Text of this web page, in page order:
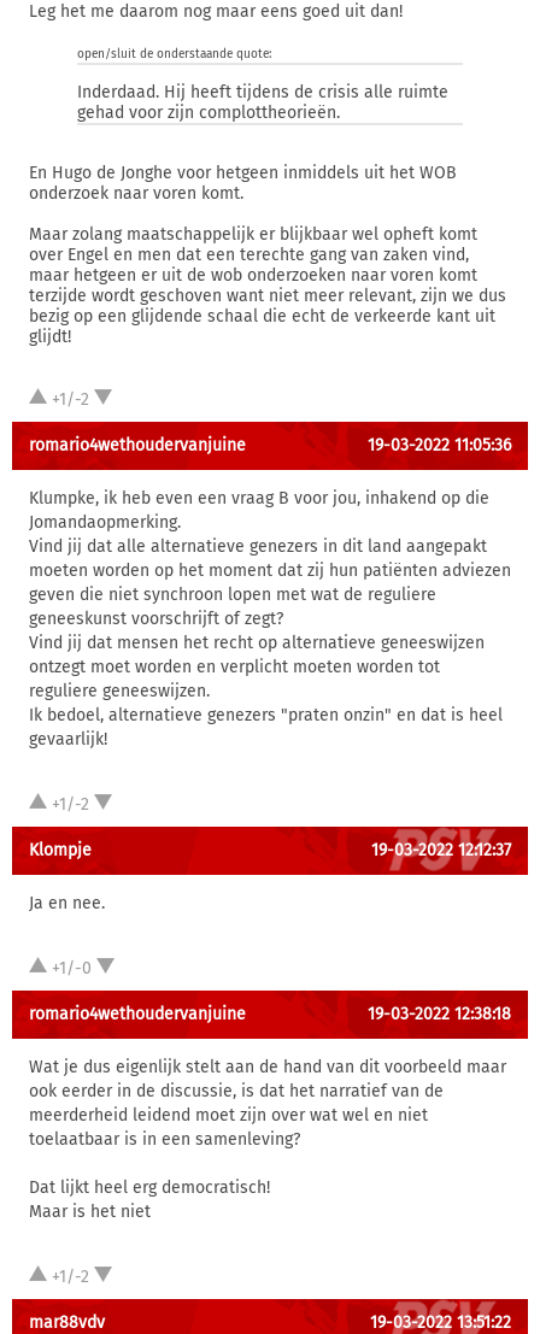
Leg het me daarom nog maar eens goed uit dan!
open/sluit de onderstaande quote:
Inderdaad. Hij heeft tijdens de crisis alle ruimte
gehad voor zijn complottheorieën.
En Hugo de Jonghe voor hetgeen inmiddels uit het WOB
onderzoek naar voren komt.
Maar zolang maatschappelijk er blijkbaar wel opheft komt
over Engel en men dat een terechte gang van zaken vind,
maar hetgeen er uit de wob onderzoeken naar voren komt
terzijde wordt geschoven want niet meer relevant, zijn we dus
bezig op een glijdende schaal die echt de verkeerde kant uit
glijdt!
+1/-2
romario4wethoudervanjuine 19-03-2022 11:05:36
Klumpke, ik heb even een vraag B voor jou, inhakend op die
Jomandaopmerking.
Vind jij dat alle alternatieve genezers in dit land aangepakt
moeten worden op het moment dat zij hun patiënten adviezen
geven die niet synchroon lopen met wat de reguliere
geneeskunst voorschrijft of zegt?
Vind jij dat mensen het recht op alternatieve geneeswijzen
ontzegt moet worden en verplicht moeten worden tot
reguliere geneeswijzen.
Ik bedoel, alternatieve genezers "praten onzin" en dat is heel
gevaarlijk!
+1/-2
Klompje 19-03-2022 12:12:37
Ja en nee.
+1/-0
romario4wethoudervanjuine 19-03-2022 12:38:18
Wat je dus eigenlijk stelt aan de hand van dit voorbeeld maar
ook eerder in de discussie, is dat het narratief van de
meerderheid leidend moet zijn over wat wel en niet
toelaatbaar is in een samenleving?
Dat lijkt heel erg democratisch!
Maar is het niet
+1/-2
mar88vdv 19-03-2022 13:51:22